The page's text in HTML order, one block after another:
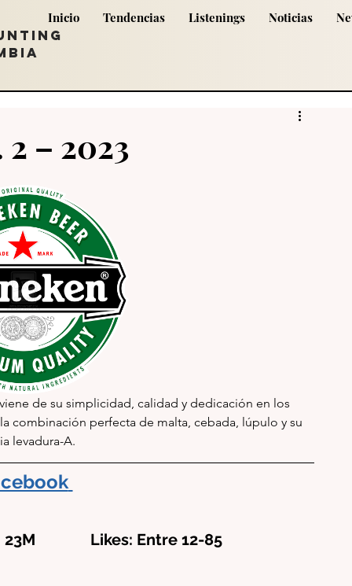
Inicio Tendencias Listenings Noticias
– 2023
de su simplicidad, calidad y dedicación en los
combinación perfecta de malta, cebada, lúpulo y su
levadura-A.
Likes: Entre 12-85